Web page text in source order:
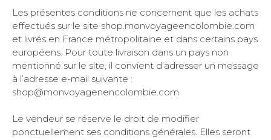
Les présentes conditions ne concernent que les achats
effectués sur le site shop.monvoyageencolombie.com
et livrés en France métropolitaine et dans certains pays
européens. Pour toute livraison dans un pays non
mentionné sur le site, il convient d’adresser un message
à l’adresse e-mail suivante :
shop@monvoyagenencolombie.com
Le vendeur se réserve le droit de modifier
ponctuellement ses conditions générales. Elles seront